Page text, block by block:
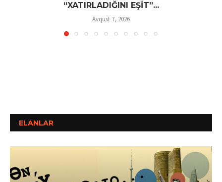
“XATIRLADIĞINI EŞİT”...
Avqust 7, 2026
ELANLAR